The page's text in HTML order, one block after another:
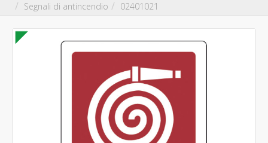
Segnali di antincendio
02401021